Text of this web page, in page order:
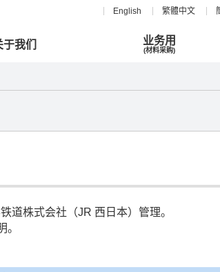
English 繁體中文
于我们 业务用
(材料采购)
道株式会社（JR 西日本）管理。
。